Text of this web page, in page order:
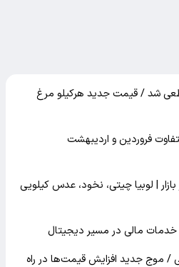
شد / قیمت جدید هرکیلو مرغ
فروردین و اردیبهشت
| لوبیا چیتی، نخود، عدس کیلویی
/ موج جدید افزایش قیمت‌ها در راه